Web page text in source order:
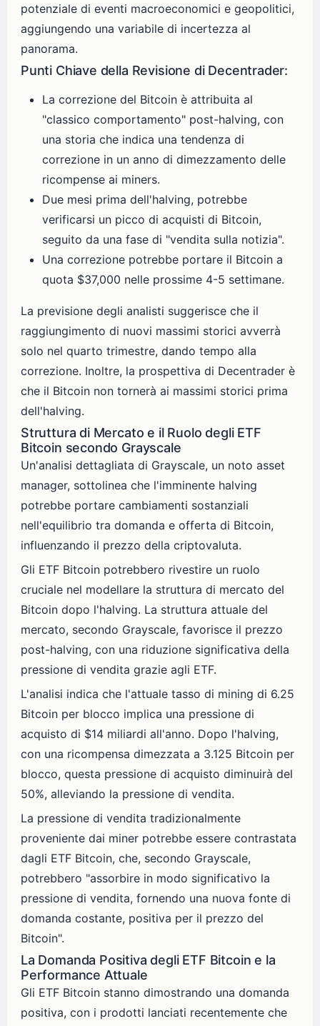
potenziale di eventi macroeconomici e geopolitici,
aggiungendo una variabile di incertezza al
panorama.
Punti Chiave della Revisione di Decentrader:
La correzione del Bitcoin è attribuita al
"classico comportamento" post-halving, con
una storia che indica una tendenza di
correzione in un anno di dimezzamento delle
ricompense ai miners.
Due mesi prima dell'halving, potrebbe
verificarsi un picco di acquisti di Bitcoin,
seguito da una fase di "vendita sulla notizia".
Una correzione potrebbe portare il Bitcoin a
quota $37,000 nelle prossime 4-5 settimane.
La previsione degli analisti suggerisce che il
raggiungimento di nuovi massimi storici avverrà
solo nel quarto trimestre, dando tempo alla
correzione. Inoltre, la prospettiva di Decentrader è
che il Bitcoin non tornerà ai massimi storici prima
dell'halving.
Struttura di Mercato e il Ruolo degli ETF
Bitcoin secondo Grayscale
Un'analisi dettagliata di Grayscale, un noto asset
manager, sottolinea che l'imminente halving
potrebbe portare cambiamenti sostanziali
nell'equilibrio tra domanda e offerta di Bitcoin,
influenzando il prezzo della criptovaluta.
Gli ETF Bitcoin potrebbero rivestire un ruolo
cruciale nel modellare la struttura di mercato del
Bitcoin dopo l'halving. La struttura attuale del
mercato, secondo Grayscale, favorisce il prezzo
post-halving, con una riduzione significativa della
pressione di vendita grazie agli ETF.
L'analisi indica che l'attuale tasso di mining di 6.25
Bitcoin per blocco implica una pressione di
acquisto di $14 miliardi all'anno. Dopo l'halving,
con una ricompensa dimezzata a 3.125 Bitcoin per
blocco, questa pressione di acquisto diminuirà del
50%, alleviando la pressione di vendita.
La pressione di vendita tradizionalmente
proveniente dai miner potrebbe essere contrastata
dagli ETF Bitcoin, che, secondo Grayscale,
potrebbero "assorbire in modo significativo la
pressione di vendita, fornendo una nuova fonte di
domanda costante, positiva per il prezzo del
Bitcoin".
La Domanda Positiva degli ETF Bitcoin e la
Performance Attuale
Gli ETF Bitcoin stanno dimostrando una domanda
positiva, con i prodotti lanciati recentemente che